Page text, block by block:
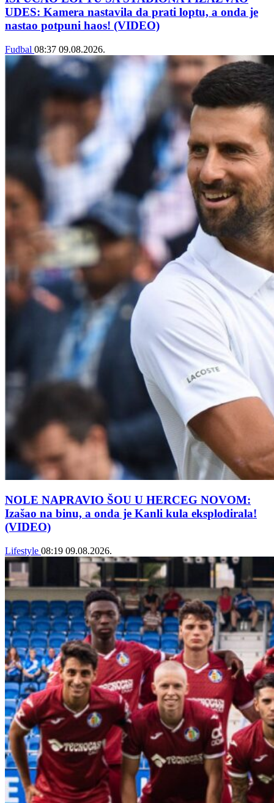
UDES: Kamera nastavila da prati loptu, a onda je
nastao potpuni haos! (VIDEO)
Fudbal 08:37 09.08.2026.
NOLE NAPRAVIO ŠOU U HERCEG NOVOM:
Izašao na binu, a onda je Kanli kula eksplodirala!
(VIDEO)
Lifestyle 08:19 09.08.2026.